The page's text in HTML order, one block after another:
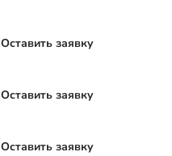
Оставить заявку
Оставить заявку
Оставить заявку